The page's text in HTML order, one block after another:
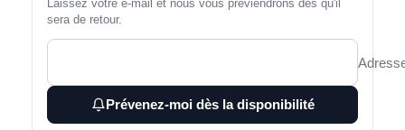
Laissez votre e-mail et nous vous préviendrons dès qu'il
sera de retour.
Prévenez-moi dès la disponibilité